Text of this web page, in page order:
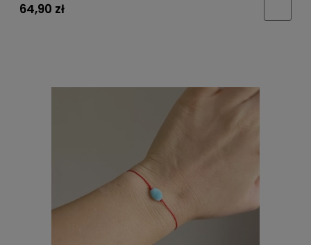
64,90 zł